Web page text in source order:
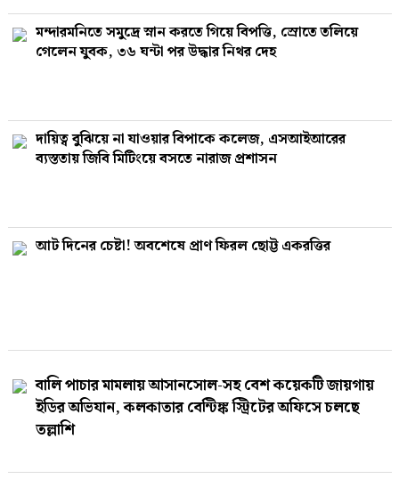
মন্দারমনিতে সমুদ্রে স্নান করতে গিয়ে বিপত্তি, স্রোতে তলিয়ে
গেলেন যুবক, ৩৬ ঘন্টা পর উদ্ধার নিথর দেহ
দায়িত্ব বুঝিয়ে না যাওয়ার বিপাকে কলেজ, এসআইআরের
ব্যস্ততায় জিবি মিটিংয়ে বসতে নারাজ প্রশাসন
আট দিনের চেষ্টা! অবশেষে প্রাণ ফিরল ছোট্ট একরত্তির
বালি পাচার মামলায় আসানসোল-সহ বেশ কয়েকটি জায়গায়
ইডির অভিযান, কলকাতার বেন্টিঙ্ক স্ট্রিটের অফিসে চলছে
তল্লাশি